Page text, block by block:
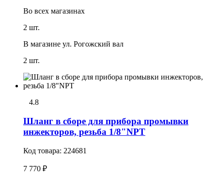
Во всех магазинах
2 шт.
В магазине ул. Рогожский вал
2 шт.
4.8
Шланг в сборе для прибора промывки
инжекторов, резьба 1/8"NPT
Код товара: 224681
7 770 ₽